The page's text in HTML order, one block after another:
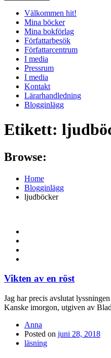
Välkommen hit!
Mina böcker
Mina bokförlag
Författarbesök
Författarcentrum
I media
Pressrum
I media
Kontakt
Lärarhandledning
Blogginlägg
Etikett:
Browse:
Home
Blogginlägg
ljudböcker
Vikten av en röst
Jag har precis avslutat
Kanske imorgon, utgiven av
Anna
Posted on juni 28, 2018
läsning